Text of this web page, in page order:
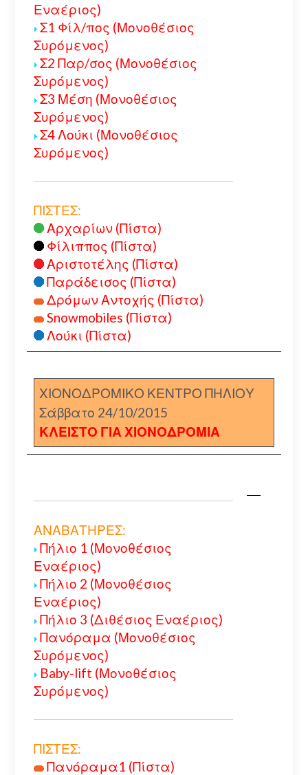
Εναέριος)
Σ1 Φίλ/πος (Μονοθέσιος
Συρόμενος)
Σ2 Παρ/σος (Μονοθέσιος
Συρόμενος)
Σ3 Μέση (Μονοθέσιος
Συρόμενος)
Σ4 Λούκι (Μονοθέσιος
Συρόμενος)
ΠΙΣΤΕΣ:
Αρχαρίων (Πίστα)
Φίλιππος (Πίστα)
Αριστοτέλης (Πίστα)
Παράδεισος (Πίστα)
Δρόμων Αντοχής (Πίστα)
Snowmobiles (Πίστα)
Λούκι (Πίστα)
ΧΙΟΝΟΔΡΟΜΙΚΟ ΚΕΝΤΡΟ ΠΗΛΙΟΥ
Σάββατο 24/10/2015
ΚΛΕΙΣΤΟ ΓΙΑ ΧΙΟΝΟΔΡΟΜΙΑ
ΑΝΑΒΑΤΗΡΕΣ:
Πήλιο 1 (Μονοθέσιος
Εναέριος)
Πήλιο 2 (Μονοθέσιος
Εναέριος)
Πήλιο 3 (Διθέσιος Εναέριος)
Πανόραμα (Μονοθέσιος
Συρόμενος)
Baby-lift (Μονοθέσιος
Συρόμενος)
ΠΙΣΤΕΣ:
Πανόραμα1 (Πίστα)